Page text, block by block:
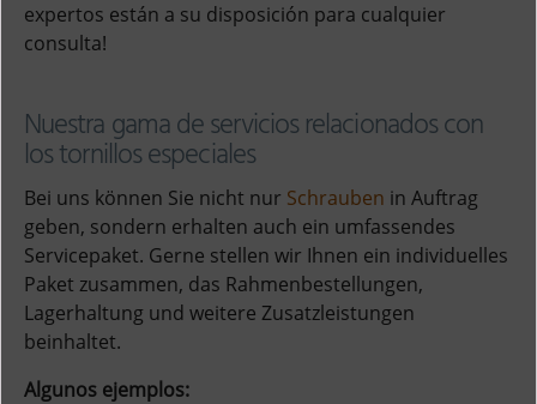
expertos están a su disposición para cualquier
consulta!
Nuestra gama de servicios relacionados con
los tornillos especiales
Bei uns können Sie nicht nur Schrauben in Auftrag
geben, sondern erhalten auch ein umfassendes
Servicepaket. Gerne stellen wir Ihnen ein individuelles
Paket zusammen, das Rahmenbestellungen,
Lagerhaltung und weitere Zusatzleistungen
beinhaltet.
Algunos ejemplos: